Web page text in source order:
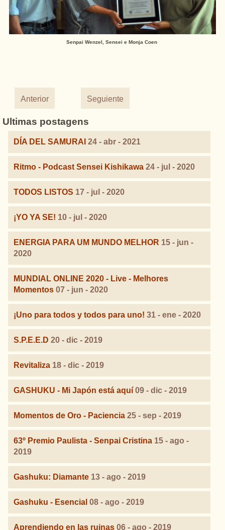
Senpai Wenzel, Sensei e Monja Coen
Anterior Seguiente
Ultimas postagens
DÍA DEL SAMURAI 24 - abr - 2021
Ritmo - Podcast Sensei Kishikawa 24 - jul - 2020
TODOS LISTOS 17 - jul - 2020
¡YO YA SE! 10 - jul - 2020
ENERGIA PARA UM MUNDO MELHOR 15 - jun -
2020
MUNDIAL ONLINE 2020 - Live - Melhores
Momentos 07 - jun - 2020
¡Uno para todos y todos para uno! 31 - ene - 2020
S.P.E.E.D 20 - dic - 2019
Revitaliza 18 - dic - 2019
GASHUKU - Mi Japón está aquí 09 - dic - 2019
Momentos de Oro - Paciencia 25 - sep - 2019
63º Premio Paulista - Senpai Cristina 15 - ago -
2019
Gashuku: Diamante 13 - ago - 2019
Gashuku - Esencial 08 - ago - 2019
Aprendiendo en las ruinas 06 - ago - 2019